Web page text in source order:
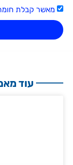
מאשר קבלת חומר
עוד